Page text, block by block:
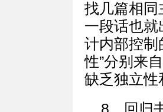
找几篇相同
一段话也就
计内部控制
性”分别来
缺乏独立性
8、回归